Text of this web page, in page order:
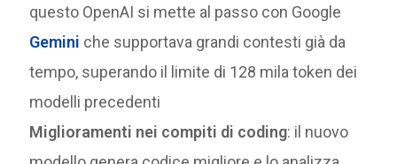
questo OpenAI si mette al passo con Google
Gemini che supportava grandi contesti già da
tempo, superando il limite di 128 mila token dei
modelli precedenti
Miglioramenti nei compiti di coding: il nuovo